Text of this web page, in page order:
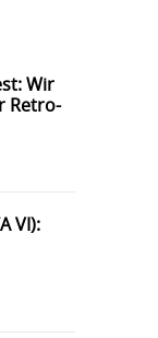
Wir
Retro-
VI):